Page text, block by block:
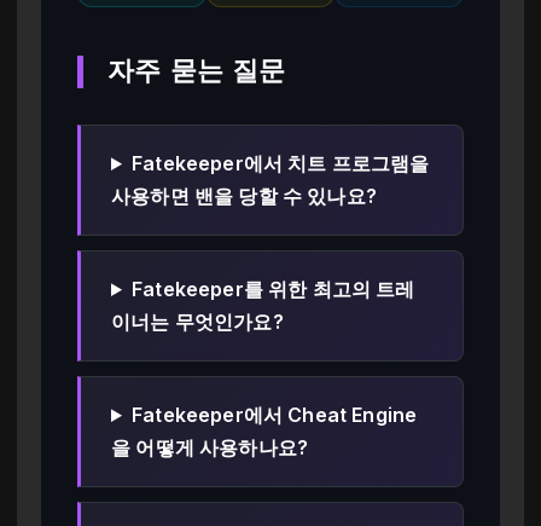
자주 묻는 질문
Fatekeeper에서 치트 프로그램을
사용하면 밴을 당할 수 있나요?
Fatekeeper를 위한 최고의 트레
이너는 무엇인가요?
Fatekeeper에서 Cheat Engine
을 어떻게 사용하나요?